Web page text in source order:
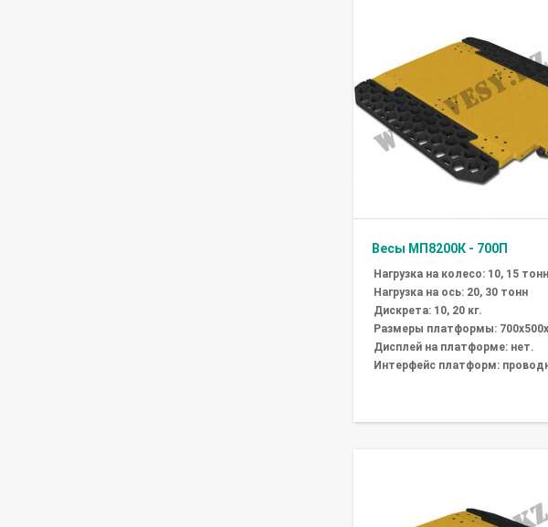
Весы МП8200К - 700П
Нагрузка на колесо: 10, 15
Нагрузка на ось: 20, 30 тонн
Дискрета: 10, 20 кг.
Размеры платформы:
Дисплей на платформе: нет.
Интерфейс платформ: